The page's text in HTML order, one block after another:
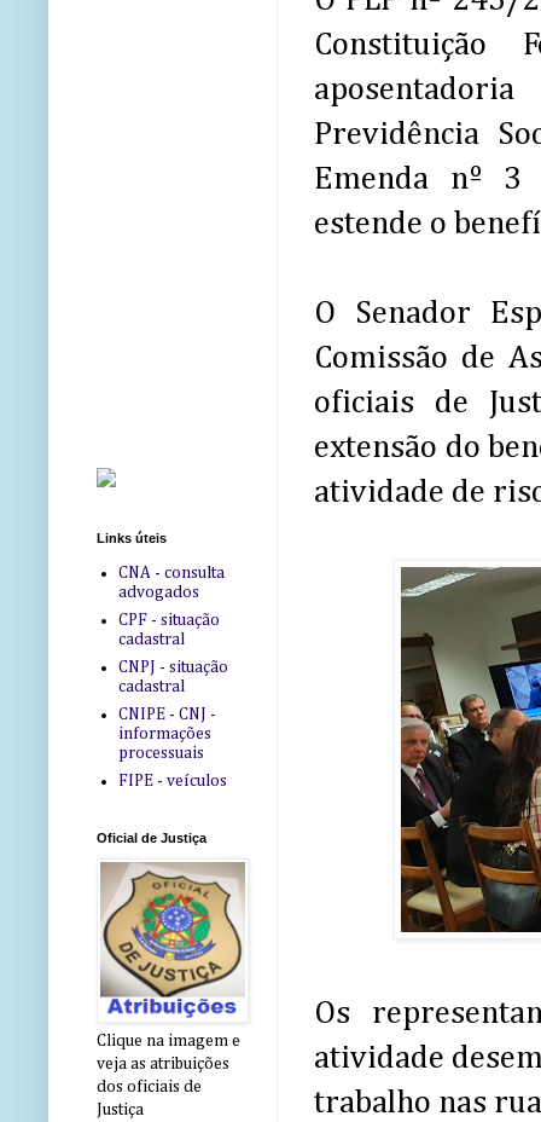
Constituição
Previdência
Emenda nº 3
estende o
O Senador
Comissão de
oficiais de
extensão do
atividade de
Os
atividade
trabalho nas
Links úteis
CNA - consulta
advogados
CPF - situação
cadastral
CNPJ - situação
cadastral
CNIPE - CNJ -
informações
processuais
FIPE - veículos
Oficial de Justiça
Clique na imagem e
veja as atribuições
dos oficiais de
Justiça